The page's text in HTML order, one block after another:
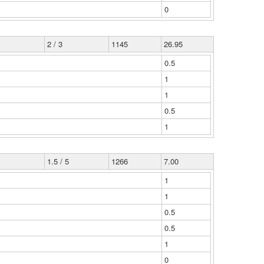
0
2 / 3 1145
26.95
0.5
1
1
0.5
1
1.5 / 5 1266
7.00
1
1
0.5
0.5
1
0